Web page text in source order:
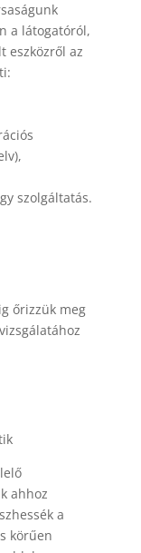
a látogatóról,
eszközről az
szolgáltatás.
őrizzük meg
ahhoz
a
körűen